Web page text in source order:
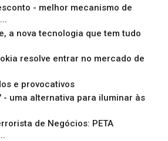
- melhor mecanismo de
a nova tecnologia que tem tudo
resolve entrar no mercado de
e provocativos
- uma alternativa para iluminar às
de Negócios: PETA